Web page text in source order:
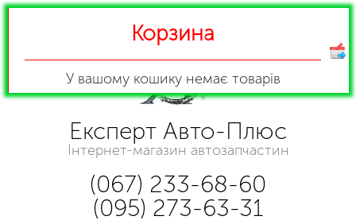
Експерт Авто-Плюс
Інтернет-магазин автозапчастин
(067) 233-68-60
(095) 273-63-31
Корзина
У вашому кошику немає товарів